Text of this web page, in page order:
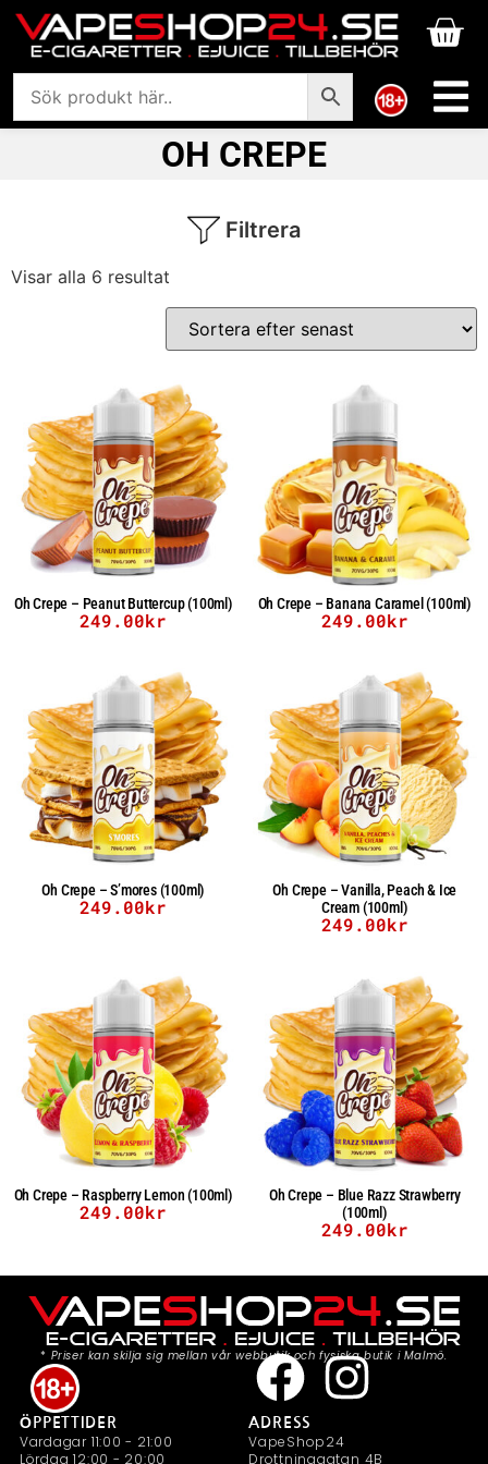
OH CREPE
Filtrera
Visar alla 6 resultat
Oh Crepe – Peanut Buttercup (100ml)
249.00kr
Oh Crepe – Banana Caramel (100ml)
249.00kr
Oh Crepe – S’mores (100ml)
249.00kr
Oh Crepe – Vanilla, Peach & Ice
Cream (100ml)
249.00kr
Oh Crepe – Raspberry Lemon (100ml)
249.00kr
Oh Crepe – Blue Razz Strawberry
(100ml)
249.00kr
* Priser kan skilja sig mellan vår webbutik och fysiska butik i Malmö.
ÖPPETTIDER
Vardagar 11:00 - 21:00
Lördag 12:00 - 20:00
ADRESS
VapeShop24
Drottninggatan 4B